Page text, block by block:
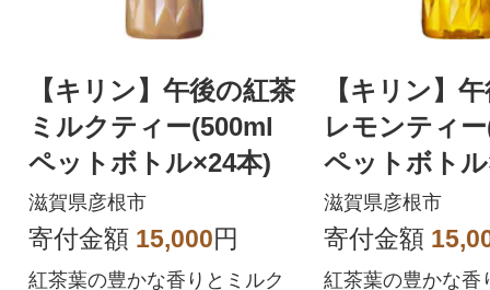
【キリン】午後の紅茶
ミルクティー(500ml
ペットボトル×24本)
滋賀県彦根市
寄付金額 15,000円
紅茶葉の豊かな香りとミルク
【キリン】
レモンティ
ペットボト
滋賀県彦根市
寄付金額
紅茶葉の豊かな香